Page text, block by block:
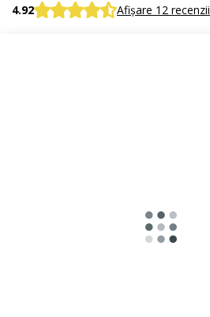
4.92 Afișare 12 recenzii